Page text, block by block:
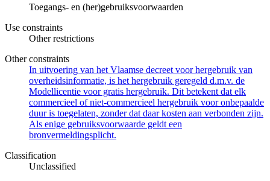
Toegangs- en (her)gebruiksvoorwaarden
Use constraints
Other restrictions
Other constraints
In uitvoering van het Vlaamse decreet voor hergebruik van
overheidsinformatie, is het hergebruik geregeld d.m.v. de
Modellicentie voor gratis hergebruik. Dit betekent dat elk
commercieel of niet-commercieel hergebruik voor onbepaalde
duur is toegelaten, zonder dat daar kosten aan verbonden zijn.
Als enige gebruiksvoorwaarde geldt een
bronvermeldingsplicht.
Classification
Unclassified